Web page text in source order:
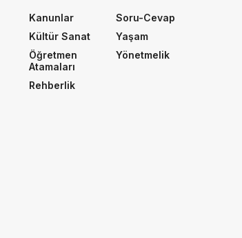
Kanunlar
Kültür Sanat
Öğretmen
Atamaları
Rehberlik
Soru-Cevap
Yaşam
Yönetmelik